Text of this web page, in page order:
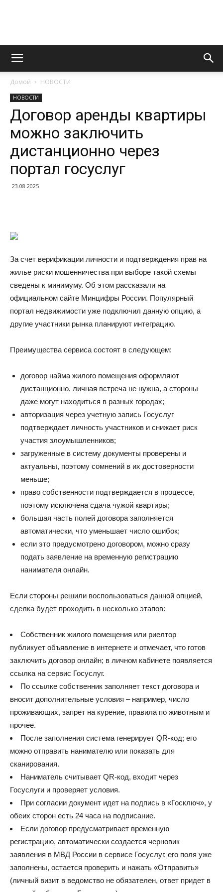
Информационно
портал
Домой НОВОСТИ
НОВОСТИ
Договор аренды квартиры
можно заключить
дистанционно через
портал госуслуг
23.08.2025
За счет верификации личности и подтверждения прав на
жилье риски мошенничества при выборе такой схемы
сведены к минимуму. Об этом рассказали на
официальном сайте Минцифры России. Популярный
портал недвижимости уже подключил данную опцию, а
другие участники рынка планируют интеграцию.
Преимущества сервиса состоят в следующем:
договор найма жилого помещения оформляют
дистанционно, личная встреча не нужна, а стороны
даже могут находиться в разных городах;
авторизация через учетную запись Госуслуг
подтверждает личность участников и снижает риск
участия злоумышленников;
загруженные в систему документы проверены и
актуальны, поэтому сомнений в их достоверности
меньше;
право собственности подтверждается в процессе,
поэтому исключена сдача чужой квартиры;
большая часть полей договора заполняется
автоматически, что уменьшает число ошибок;
если это предусмотрено договором, можно сразу
подать заявление на временную регистрацию
нанимателя онлайн.
Если стороны решили воспользоваться данной опцией,
сделка будет проходить в несколько этапов:
Собственник жилого помещения или риелтор
публикует объявление в интернете и отмечает, что готов
заключить договор онлайн; в личном кабинете появляется
ссылка на сервис Госуслуг.
По ссылке собственник заполняет текст договора и
вносит дополнительные условия – например, число
проживающих, запрет на курение, правила по животным и
прочее.
После заполнения система генерирует QR-код; его
можно отправить нанимателю или показать для
сканирования.
Наниматель считывает QR-код, входит через
Госуслуги и проверяет условия.
При согласии документ идет на подпись в «Госключ», у
обеих сторон есть 24 часа на подписание.
Если договор предусматривает временную
регистрацию, автоматически создается черновик
заявления в МВД России в сервисе Госуслуг, его поля уже
заполнены, остается проверить и нажать «Отправить»
(личный визит в ведомство не обязателен, ответ придет в